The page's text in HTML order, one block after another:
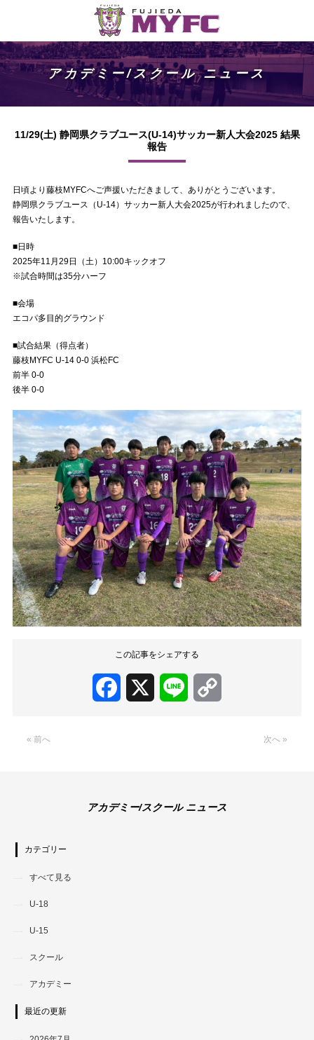
アカデミー/スクール ニュース
11/29(土) 静岡県クラブユース(U-14)サッカー新人大会2025 結果
報告
日頃より藤枝MYFCへご声援いただきまして、ありがとうございます。
静岡県クラブユース（U-14）サッカー新人大会2025が行われましたので、
報告いたします。
■日時
2025年11月29日（土）10:00キックオフ
※試合時間は35分ハーフ
■会場
エコパ多目的グラウンド
■試合結果（得点者）
藤枝MYFC U-14 0-0 浜松FC
前半 0-0
後半 0-0
この記事をシェアする
Facebook Line
« 前へ 次へ »
アカデミー/スクール ニュース
カテゴリー
すべて見る
U-18
U-15
スクール
アカデミー
最近の更新